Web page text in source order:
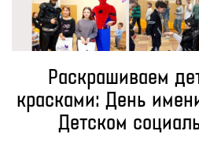
Раскрашиваем
красками: День
Детском